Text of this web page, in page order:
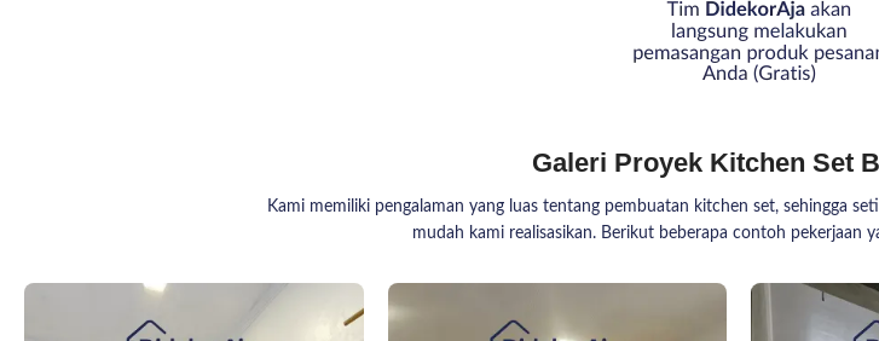
Galeri Proyek Kitchen Set
Kami memiliki pengalaman yang luas tentang pembuatan kitchen set, sehingga
mudah kami realisasikan. Berikut beberapa contoh pekerjaan